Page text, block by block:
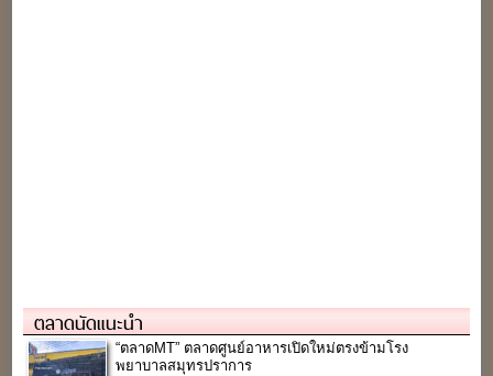
ตลาดนัดแนะนำ
“ตลาดMT” ตลาดศูนย์อาหารเปิดใหม่ตรงข้ามโรง
พยาบาลสมุทรปราการ